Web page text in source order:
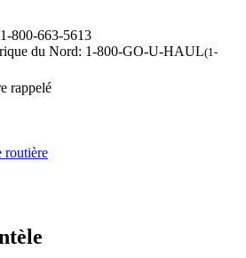
800-663-5613
du Nord: 1-800-GO-U-HAUL(1-
rappelé
routière